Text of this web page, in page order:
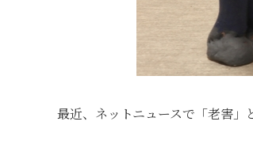
最近、ネットニュースで「老害」